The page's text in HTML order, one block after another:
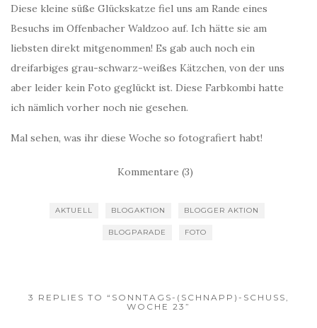
Diese kleine süße Glückskatze fiel uns am Rande eines
Besuchs im Offenbacher Waldzoo auf. Ich hätte sie am
liebsten direkt mitgenommen! Es gab auch noch ein
dreifarbiges grau-schwarz-weißes Kätzchen, von der uns
aber leider kein Foto geglückt ist. Diese Farbkombi hatte
ich nämlich vorher noch nie gesehen.
Mal sehen, was ihr diese Woche so fotografiert habt!
Kommentare (3)
AKTUELL BLOGAKTION BLOGGER AKTION
BLOGPARADE FOTO
3 REPLIES TO “SONNTAGS-(SCHNAPP)-SCHUSS,
WOCHE 23”